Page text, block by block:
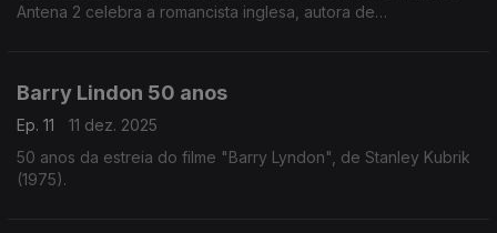
Antena 2 celebra a romancista inglesa, autora de
Barry Lindon 50 anos
Ep. 11
11 dez. 2025
50 anos da estreia do filme "Barry Lyndon", de Stanley Kubrik
(1975).